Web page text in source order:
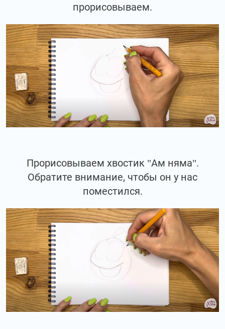
прорисовываем.
Прорисовываем хвостик "Ам няма".
Обратите внимание, чтобы он у нас
поместился.